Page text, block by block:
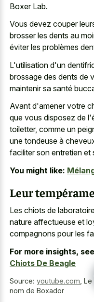
Boxer Lab.
Vous devez couper
brosser les dents au
éviter les problèmes
L'utilisation d'un
brossage des dents de
maintenir sa santé
Avant d'amener votre
que vous disposez de
toiletter, comme un
une tondeuse à
faciliter son entretien et
You might like:
Leur
Les chiots de
nature affectueuse et
compagnons pour les
For more insights,
Chiots De Beagle
Source: youtube.com Le
nom de Boxador